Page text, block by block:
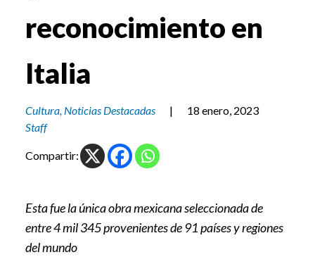
reconocimiento en
Italia
Cultura, Noticias Destacadas |
18 enero, 2023
Staff
Compartir:
Esta fue la única obra mexicana seleccionada de
entre 4 mil 345 provenientes de 91 países y regiones
del mundo